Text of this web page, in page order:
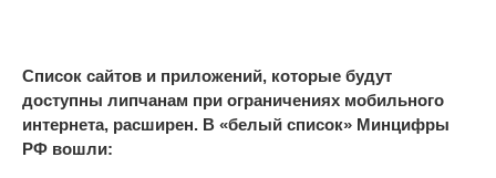
Список сайтов и приложений, которые будут
доступны липчанам при ограничениях мобильного
интернета, расширен. В «белый список» Минцифры
РФ вошли: